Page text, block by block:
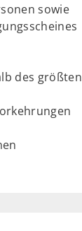
sowie
des größten